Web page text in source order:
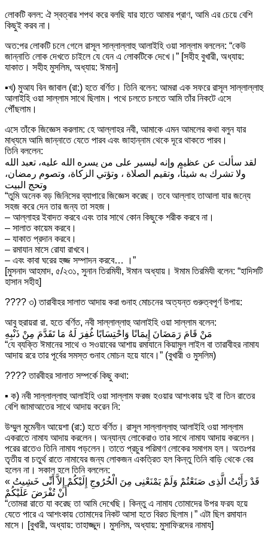
লোকটি বলল: ঐ স্বত্বার শপথ করে বলছি যার হাতে আমার প্রাণ, আমি এর চেয়ে বেশি
কিছুই করব না।
অত:পর লোকটি চলে গেলে রাসূল সাল্লাল্লাহু আলাইহি ওয়া সাল্লাম বললেন: “কেউ
জান্নাতি লোক দেখতে চাইলে যে যেন এ লোকটিকে দেখে।” [সহীহ বুখারী, অধ্যায়:
যাকাত। সহীহ মুসলিম, অধ্যায়: ঈমান]
▪খ) মুআয বিন জাবাল (রা:) হতে বর্ণিত। তিনি বলেন: আমরা এক সফরে রাসূল সাল্লাল্লাহু
আলাইহি ওয়া সাল্লাম সাথে ছিলাম। পথে চলতে চলতে আমি তাঁর নিকটে এসে
পৌঁছলাম।
এসে তাঁকে জিজ্ঞেস করলাম: হে আল্লাহর নবী, আমাকে এমন আমলের কথা বলুন যার
মাধ্যমে আমি জান্নাতে যেতে পারব এবং জাহান্নাম থেকে দূরে থাকতে পারব।
তিনি বললেন:
لقد سألت عن عظيم وإنه ليسير على من يسره الله عليه، تعبد الله
ولا تشرك به شيئاً، وتقيم الصلاة ، وتؤتي الزكاة، وتصوم رمضان،
وتحج البيت
“তুমি অনেক বড় জিনিসের ব্যাপারে জিজ্ঞেস করেছ। তবে আল্লাহ তাআলা যার জন্যে
সহজ করে দেন তার জন্য তা সহজ।
– আল্লাহর ইবাদত করবে এবং তার সাথে কোন কিছুকে শরীক করবে না।
– সালাত কায়েম করবে।
– যাকাত প্রদান করবে।
– রমাযান মাসে রোযা রাখবে।
– এবং কাবা ঘরের হজ্জ সম্পাদন করবে… ।”
[মুসনাদ আহমাদ, ৫/২৩১, সুনান তিরমিযী, ঈমান অধ্যায়। ঈমাম তিরমিযী বলেন: “হাদিসটি
হাসান সহীহ]
???? ৩) তারাবীহর সালাত আদায় করা গুনাহ মোচনের অত্যন্ত গুরুত্বপূর্ণ উপায়:
আবু হুরায়রা রা. হতে বর্ণিত, নবী সাল্লাল্লাহু আলাইহি ওয়া সাল্লাম বলেন:
مَنْ قَامَ رَمَضَانَ إِيمَانًا وَاحْتِسَابًا غُفِرَ لَهُ مَا تَقَدَّمَ مِنْ ذَنْبِهِ
“যে ব্যক্তি ঈমানের সাথে ও সওয়াবের আশায় রমাযানে কিয়ামুল লাইল বা তারাবীহর নামায
আদায় ররে তার পূর্বের সমস্ত গুনাহ মোচন হয়ে যাবে।” (বুখারী ও মুসলিম)
????তারবীহর সালাত সম্পর্কে কিছু কথা:
▪ ক) নবী সাল্লাল্লাহু আলাইহি ওয়া সাল্লাম ফরজ হওয়ার আশংকায় দুই বা তিন রাতের
বেশি জামাআতের সাথে আদায় করেন নি:
উম্মুল মুমেনীন আয়েশা (রা:) হতে বর্ণিত। রাসূল সাল্লাল্লাহু আলাইহি ওয়া সাল্লাম
একরাতে নামায আদায় করলেন। অন্যান্য লোকেরাও তার সাথে নামায আদায় করলেন।
পরের রাতেও তিনি নামায পড়লেন। তাতে প্রচুর পরিমাণ লোকের সমাগম হল। অতঃপর
তৃতীয় বা চতুর্থ রাতে নামাযের জন্য লোকজন একত্রিত হল কিন্তু তিনি বাড়ি থেকে বের
হলেন না। সকাল হলে তিনি বললেন:
« قَدْ رَأَيْتُ الَّذِى صَنَعْتُمْ وَلَمْ يَمْنَعْنِى مِنَ الْخُرُوجِ إِلَيْكُمْ إِلاَّ أَنِّى خَشِيتُ
أَنْ تُفْرَضَ عَلَيْكُمْ
“তোমরা রাতে যা করেছ তা আমি দেখেছি। কিন্তু এ নামায তোমাদের উপর ফরয হয়ে
যেতে পারে এ আশংকায় তোমাদের নিকট আসা হতে বিরত ছিলাম।” এটা ছিল রমাযান
মাসে। [বুখারী, অধ্যায়: তাহাজ্জুদ। মুসলিম, অধ্যায়: মুসাফিরদের নামায]